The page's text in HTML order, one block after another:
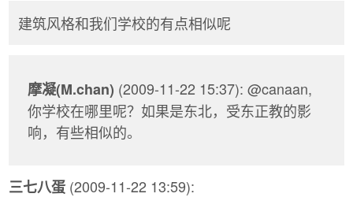
建筑风格和我们学校的有点相似呢
摩凝(M.chan) (2009-11-22 15:37): @canaan,
你学校在哪里呢？如果是东北，受东正教的影
响，有些相似的。
三七八蛋 (2009-11-22 13:59):